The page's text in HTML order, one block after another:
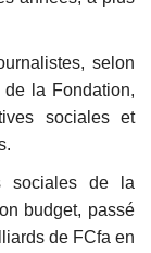
selon
la Fondation,
sociales et
sociales de la
budget, passé
de FCfa en